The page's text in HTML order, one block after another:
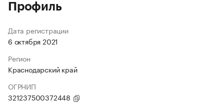
Профиль
Дата регистрации
6 октября 2021
Регион
Краснодарский край
ОГРНИП
321237500372448